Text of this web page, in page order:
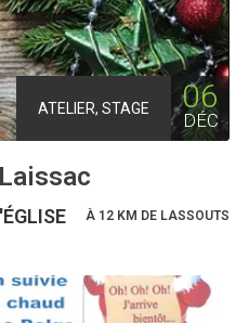
ATELIER, STAGE 06
DÉC
À 12 KM DE LASSOUTS